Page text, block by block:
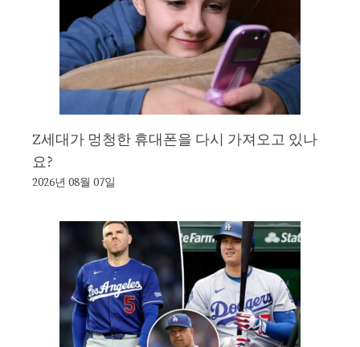
Z세대가 멍청한 휴대폰을 다시 가져오고 있나
요?
2026년 08월 07일